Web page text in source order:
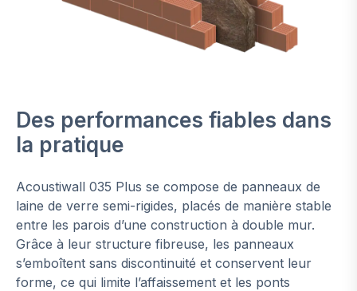
Des performances fiables dans
la pratique
Acoustiwall 035 Plus se compose de panneaux de
laine de verre semi-rigides, placés de manière stable
entre les parois d’une construction à double mur.
Grâce à leur structure fibreuse, les panneaux
s’emboîtent sans discontinuité et conservent leur
forme, ce qui limite l’affaissement et les ponts